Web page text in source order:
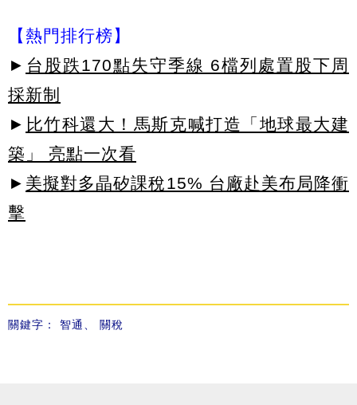
【熱門排行榜】
► 台股跌170點失守季線 6檔列處置股下周
採新制
► 比竹科還大！馬斯克喊打造「地球最大建
築」 亮點一次看
► 美擬對多晶矽課稅15% 台廠赴美布局降衝
擊
關鍵字： 智通 、 關稅